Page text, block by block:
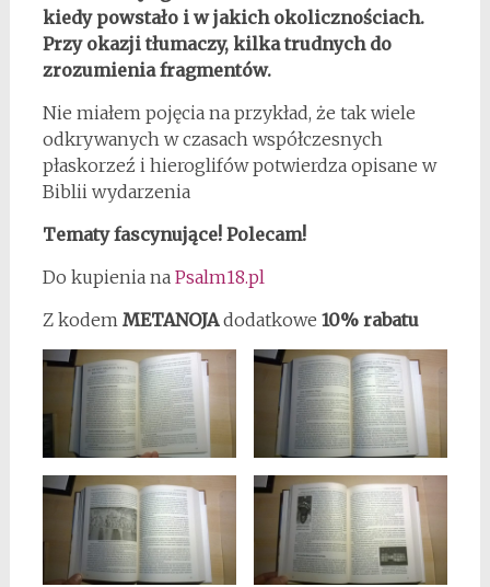
kiedy powstało i w jakich okolicznościach.
Przy okazji tłumaczy, kilka trudnych do
zrozumienia fragmentów.
Nie miałem pojęcia na przykład, że tak wiele
odkrywanych w czasach współczesnych
płaskorzeź i hieroglifów potwierdza opisane w
Biblii wydarzenia
Tematy fascynujące! Polecam!
Do kupienia na Psalm18.pl
Z kodem METANOJAdodatkowe 10% rabatu